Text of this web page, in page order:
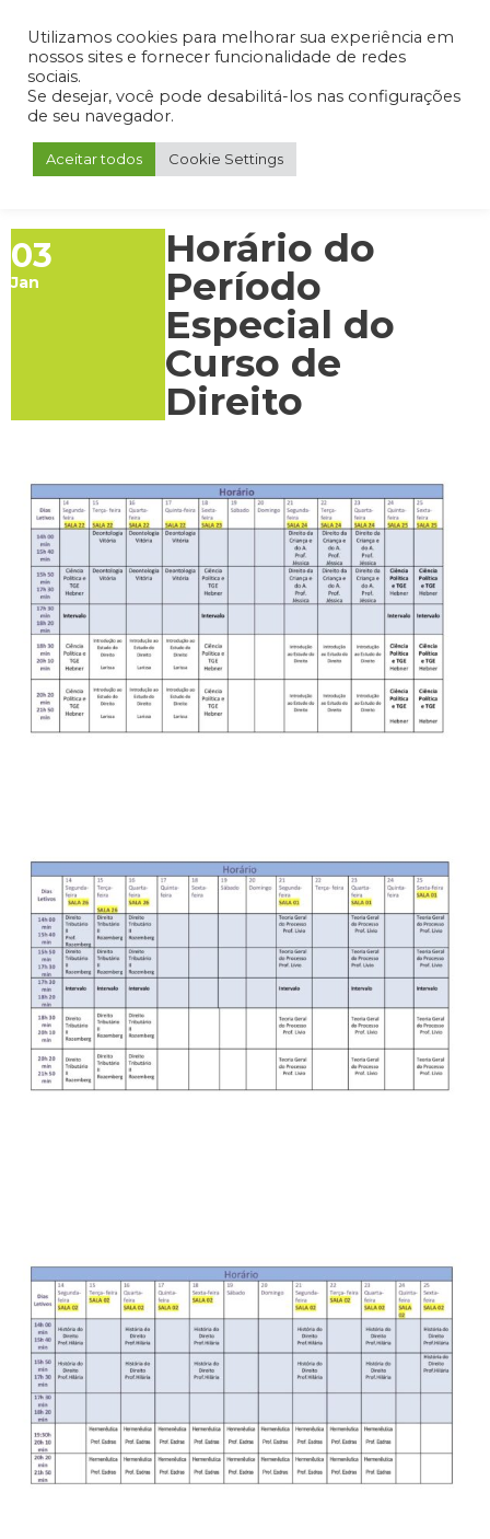
Admin Portal do Aluno Portal do Professor Portal do Coordenador
03
Jan
Horário do
Período
Especial do
Curso de
Direito
Utilizamos cookies para melhorar sua experiência em
nossos sites e fornecer funcionalidade de redes
sociais.
Se desejar, você pode desabilitá-los nas configurações
de seu navegador.
Aceitar todos Cookie Settings